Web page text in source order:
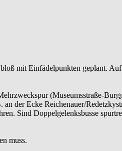
mit Einfädelpunkten geplant.
(Museumsstraße-
der Ecke Reichenauer/
Sind Doppelgelenksbusse
muss.